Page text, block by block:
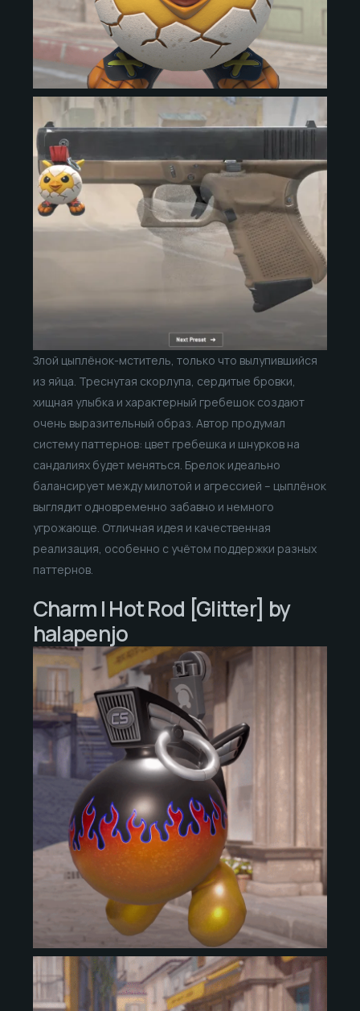
Злой цыплёнок-мститель, только что вылупившийся
из яйца. Треснутая скорлупа, сердитые бровки,
хищная улыбка и характерный гребешок создают
очень выразительный образ. Автор продумал
систему паттернов: цвет гребешка и шнурков на
сандалиях будет меняться. Брелок идеально
балансирует между милотой и агрессией – цыплёнок
выглядит одновременно забавно и немного
угрожающе. Отличная идея и качественная
реализация, особенно с учётом поддержки разных
паттернов.
Charm | Hot Rod [Glitter] by
halapenjo